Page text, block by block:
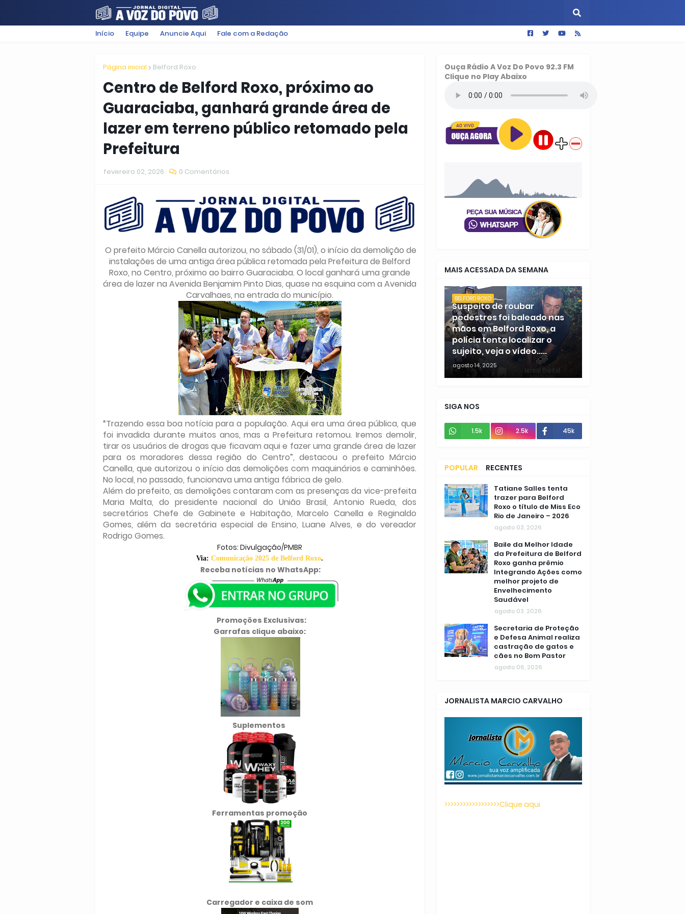
FILMES POLÍTICA SUGESTÕES BAIXADA
Início Equipe Anuncie Aqui Fale com a Redação
Página inicial Belford Roxo
Centro de Belford Roxo, próximo ao
Guaraciaba, ganhará grande área de
lazer em terreno público retomado pela
Prefeitura
fevereiro 02, 2026 0 Comentários
O prefeito Márcio Canella autorizou, no sábado (31/01), o início da demolição de
instalações de uma antiga área pública retomada pela Prefeitura de Belford
Roxo, no Centro, próximo ao bairro Guaraciaba. O local ganhará uma grande
área de lazer na Avenida Benjamim Pinto Dias, quase na esquina com a Avenida
Carvalhaes, na entrada do município.
“Trazendo essa boa notícia para a população. Aqui era uma área pública, que
foi invadida durante muitos anos, mas a Prefeitura retomou. Iremos demolir,
tirar os usuários de drogas que ficavam aqui e fazer uma grande área de lazer
para os moradores dessa região do Centro”, destacou o prefeito Márcio
Canella, que autorizou o início das demolições com maquinários e caminhões.
No local, no passado, funcionava uma antiga fábrica de gelo.
Além do prefeito, as demolições contaram com as presenças da vice-prefeita
Maria Malta, do presidente nacional do União Brasil, Antonio Rueda, dos
secretários Chefe de Gabinete e Habitação, Marcelo Canella e Reginaldo
Gomes, além da secretária especial de Ensino, Luane Alves, e do vereador
Rodrigo Gomes.
Fotos: Divulgação/PMBR
Via: Comunicação 2025 de Belford Roxo.
Receba notícias no WhatsApp:
Promoções Exclusivas:
Garrafas clique abaixo:
Suplementos
Ferramentas promoção
Carregador e caixa de som
Ouça Rádio A Voz Do Povo 92.3 FM
Clique no Play Abaixo
MAIS ACESSADA DA SEMANA
BELFORD ROXO
Suspeito de roubar
pedestres foi baleado nas
mãos em Belford Roxo, a
polícia tenta localizar o
sujeito, veja o vídeo.....
agosto 14, 2025
SIGA NOS
1.5k 2.5k 45k
POPULAR
RECENTES
COMENTÁRIOSTatiane Salles tenta
trazer para Belford
Roxo o título de Miss Eco
Rio de Janeiro – 2026
agosto 03, 2026
Baile da Melhor Idade
da Prefeitura de Belford
Roxo ganha prêmio
Integrando Ações como
melhor projeto de
Envelhecimento
Saudável
agosto 03, 2026
Secretaria de Proteção
e Defesa Animal realiza
castração de gatos e
cães no Bom Pastor
agosto 06, 2026
JORNALISTA MARCIO CARVALHO
>>>>>>>>>>>>>>>>>>Clique aqui